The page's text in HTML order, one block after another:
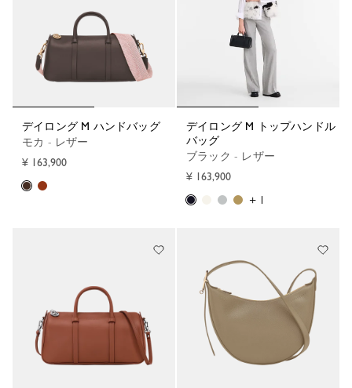
デイロング M ハンドバッグ
モカ - レザー
¥ 163,900
デイロング M トップハンドル
バッグ
ブラック - レザー
¥ 163,900
+ 1